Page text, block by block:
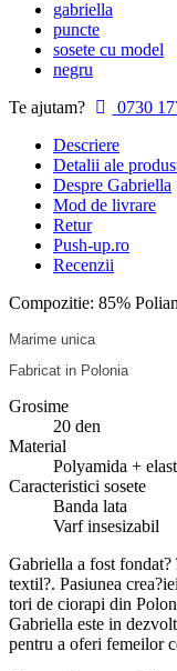
gabriella
puncte
sosete cu model
negru
Te ajutam?
0730
Descriere
Detalii ale
Despre Gabriella
Mod de livrare
Retur
Push-up.ro
Recenzii
Compozitie: 85%
Marime unica
Fabricat in Polonia
Grosime
20 den
Material
Polyamida +
Caracteristici sosete
Banda lata
Varf insesizabil
Gabriella a fost
textil?. Pasiunea
tori de ciorapi din
Gabriella este in
pentru a oferi femeilor